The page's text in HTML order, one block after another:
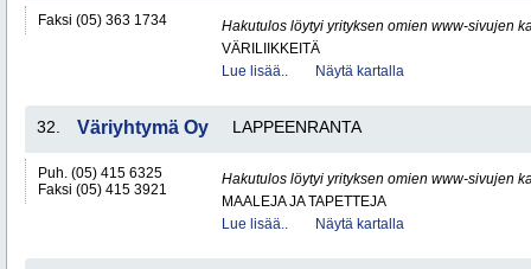
Faksi (05) 363 1734
Hakutulos löytyi yrityksen omien www-sivujen
VÄRILIIKKEITÄ
Lue lisää..
Näytä kartalla
32. Väriyhtymä Oy LAPPEENRANTA
Puh. (05) 415 6325
Faksi (05) 415 3921
Hakutulos löytyi yrityksen omien www-sivujen
MAALEJA JA TAPETTEJA
Lue lisää..
Näytä kartalla